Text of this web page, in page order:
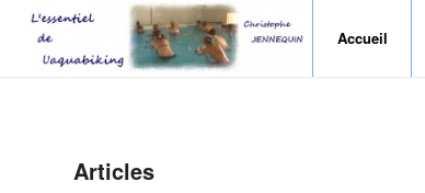
Accueil
Articles